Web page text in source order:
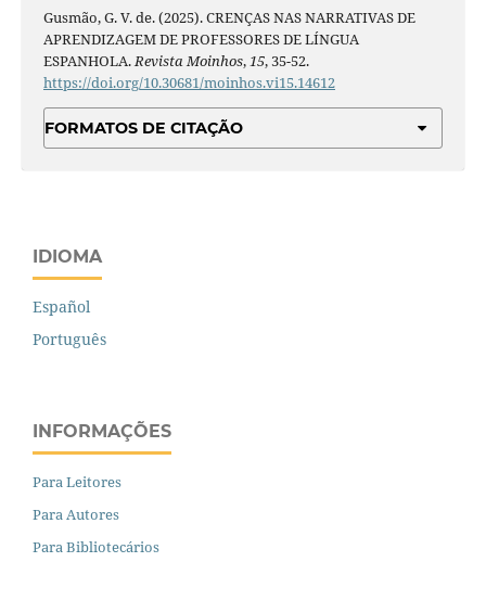
Gusmão, G. V. de. (2025). CRENÇAS NAS NARRATIVAS DE
APRENDIZAGEM DE PROFESSORES DE LÍNGUA
ESPANHOLA.Revista Moinhos,15, 35-52.
https://doi.org/10.30681/moinhos.vi15.14612
FORMATOS DE CITAÇÃO
IDIOMA
Español
Português
INFORMAÇÕES
Para Leitores
Para Autores
Para Bibliotecários